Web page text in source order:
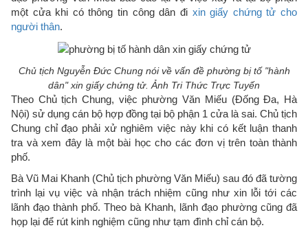
một cửa khi có thông tin công dân đi xin giấy chứng tử cho
người thân.
Chủ tịch Nguyễn Đức Chung nói về vấn đề phường bị tố "hành
dân" xin giấy chứng tử. Ảnh Tri Thức Trực Tuyến
Theo Chủ tịch Chung, việc phường Văn Miếu (Đống Đa, Hà
Nội) sử dụng cán bộ hợp đồng tại bộ phận 1 cửa là sai. Chủ tịch
Chung chỉ đạo phải xử nghiêm việc này khi có kết luận thanh
tra và xem đây là một bài học cho các đơn vị trên toàn thành
phố.
Bà Vũ Mai Khanh (Chủ tịch phường Văn Miếu) sau đó đã tường
trình lại vụ việc và nhận trách nhiệm cũng như xin lỗi tới các
lãnh đạo thành phố. Theo bà Khanh, lãnh đạo phường cũng đã
họp lại để rút kinh nghiệm cũng như tạm đình chỉ cán bộ.